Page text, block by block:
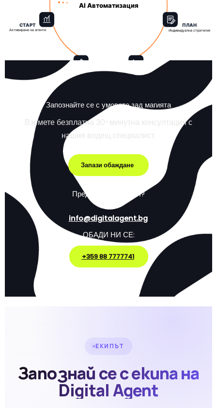
AI Автоматизация
ПЛАН
Индивидуална стратегия
ИНТЕГРАЦИЯ
ТЕСТ
Проби и валидиране
СТАРТ
Активиране на агенти
Запознайте се с умовете зад магията
Вземете безплатна 30-минутна консултация с
нашия водещ специалист.
Запази обаждане
Предпочиташ емейл?
info@digitalagent.bg
ОБАДИ НИ СЕ:
+359 88 7777741
ЕКИПЪТ
Запознай се с екипа на
Digital Agent